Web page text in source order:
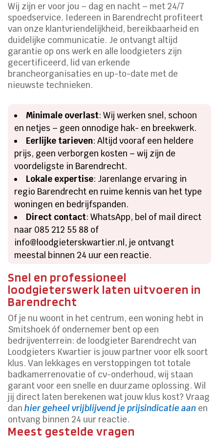
Wij zijn er voor jou – dag en nacht – met 24/7
spoedservice. Iedereen in Barendrecht profiteert
van onze klantvriendelijkheid, bereikbaarheid en
duidelijke communicatie. Je ontvangt altijd
garantie op ons werk en alle loodgieters zijn
gecertificeerd, lid van erkende
brancheorganisaties en up-to-date met de
nieuwste technieken.
Minimale overlast: Wij werken snel, schoon
en netjes – geen onnodige hak- en breekwerk.
Eerlijke tarieven: Altijd vooraf een heldere
prijs, geen verborgen kosten – wij zijn de
voordeligste in Barendrecht.
Lokale expertise: Jarenlange ervaring in
regio Barendrecht en ruime kennis van het type
woningen en bedrijfspanden.
Direct contact: WhatsApp, bel of mail direct
naar 085 212 55 88 of
info@loodgieterskwartier.nl, je ontvangt
meestal binnen 24 uur een reactie.
Snel en professioneel
loodgieterswerk laten uitvoeren in
Barendrecht
Of je nu woont in het centrum, een woning hebt in
Smitshoek óf ondernemer bent op een
bedrijventerrein: de loodgieter Barendrecht van
Loodgieters Kwartier is jouw partner voor elk soort
klus. Van lekkages en verstoppingen tot totale
badkamerrenovatie of cv-onderhoud, wij staan
garant voor een snelle en duurzame oplossing. Wil
jij direct laten berekenen wat jouw klus kost? Vraag
danhier geheel vrijblijvend je prijsindicatie aan en
ontvang binnen 24 uur reactie.
Meest gestelde vragen